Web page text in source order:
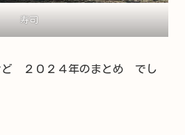
寿司
ど ２０２４年のまとめ でし